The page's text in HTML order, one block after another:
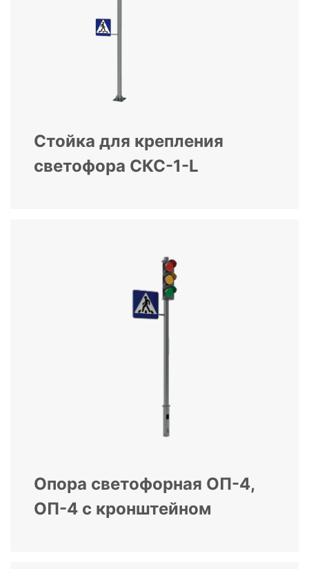
Стойка для крепления
светофора СКС-1-L
Опора светофорная ОП-4,
ОП-4 с кронштейном